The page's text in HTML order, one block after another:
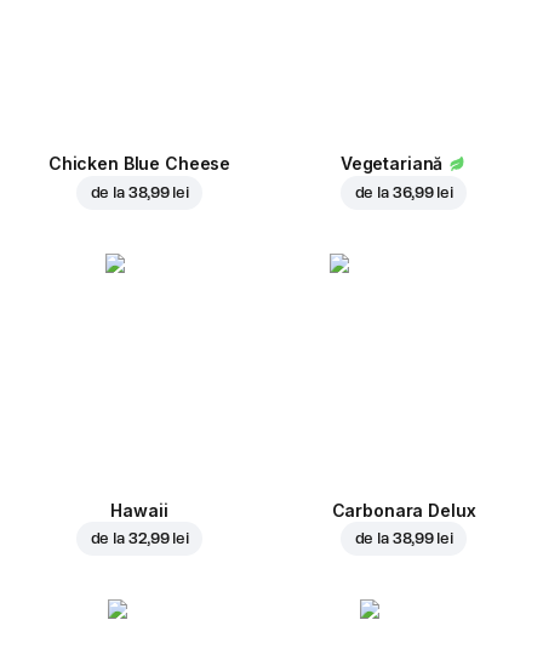
Chicken Blue Cheese
de la 38,99 lei
Vegetariană
de la 36,99 lei
Hawaii
de la 32,99 lei
Carbonara Delux
de la 38,99 lei